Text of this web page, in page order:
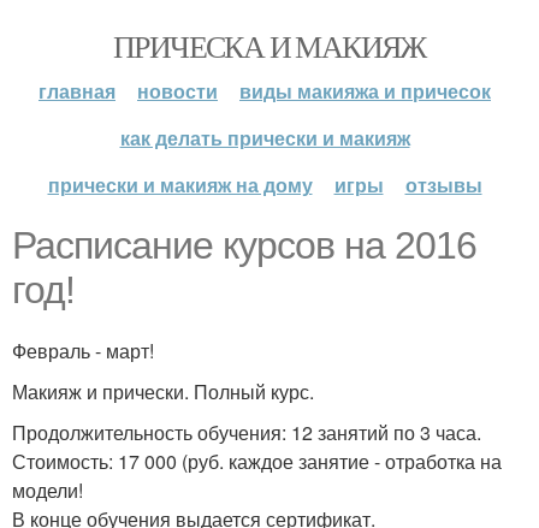
ПРИЧЕСКА И МАКИЯЖ
главная новости
виды макияжа и причесок
как делать прически и макияж
прически и макияж на дому
игры отзывы
Расписание курсов на 2016
год!
Февраль - март!
Макияж и прически. Полный курс.
Продолжительность обучения: 12 занятий по 3 часа.
Стоимость: 17 000 (руб. каждое занятие - отработка на
модели!
В конце обучения выдается сертификат.